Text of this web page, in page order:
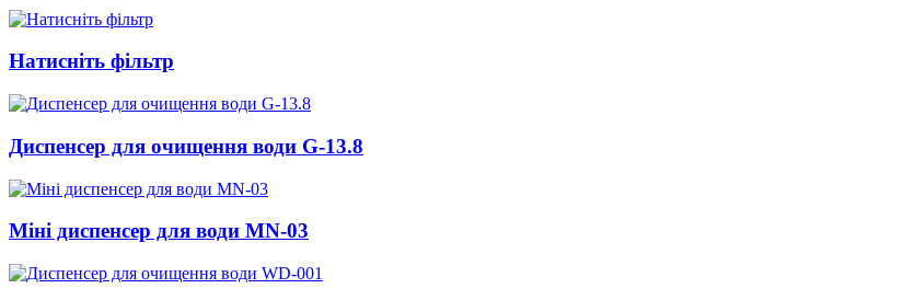
Натисніть фільтр
Диспенсер для очищення води G-13.8
Міні диспенсер для води MN-03